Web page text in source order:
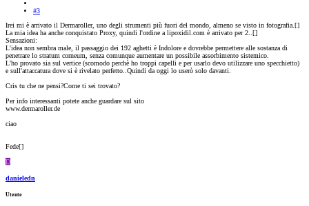
#3
Irei mi è arrivato il Dermaroller, uno degli strumenti più fuori del mondo, almeno se visto in fotografia.[]
La mia idea ha anche conquistato Proxy, quindi l'ordine a lipoxidil.com è arrivato per 2..[]
Sensazioni:
L'idea non sembra male, il passaggio dei 192 aghetti è Indolore e dovrebbe permettere alle sostanza di
penetrare lo stratum corneum, senza comunque aumentare un possibile assorbimento sistemico.
L'ho provato sia sul vertice (scomodo perchè ho troppi capelli e per usarlo devo utilizzare uno specchietto)
e sull'attaccatura dove si è rivelato perfetto..Quindi da oggi lo userò solo davanti.
Cris tu che ne pensi?Come ti sei trovato?
Per info interessanti potete anche guardare sul sito
www.dermaroller.de
ciao
Fede[]
D
danieledn
Utente